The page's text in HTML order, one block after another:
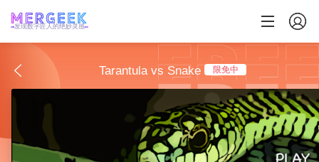
发现数字匠人的绝妙灵感
Tarantula vs Snake 限免中